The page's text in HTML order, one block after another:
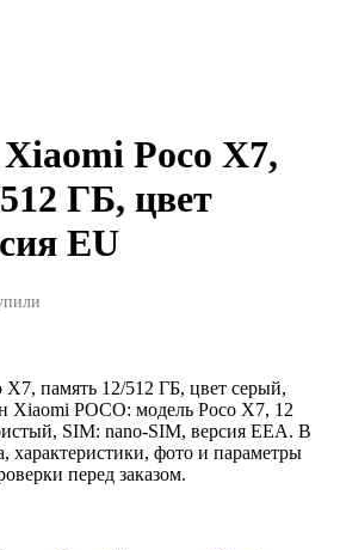
Poco X7,
ГБ, цвет
EU
память 12/512 ГБ, цвет серый,
Xiaomi POCO: модель Poco X7, 12
SIM: nano-SIM, версия EEA. В
характеристики, фото и параметры
перед заказом.